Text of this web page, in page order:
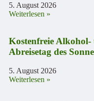
5. August 2026
Weiterlesen »
Kostenfreie Alkohol-
Abreisetag des
5. August 2026
Weiterlesen »